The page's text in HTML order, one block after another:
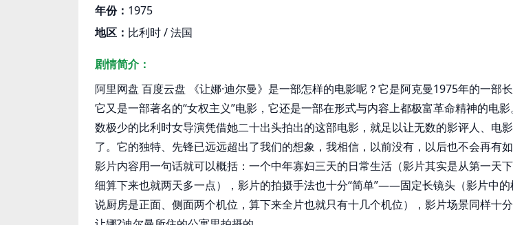
年份： 1975
地区： 比利时 / 法国
剧情简介：
阿里网盘 百度云盘 《让娜·迪尔曼》是一部怎样的电影呢？它是阿克曼1975年的一部
它又是一部著名的“女权主义”电影，它还是一部在形式与内容上都极富革命精神的电
数极少的比利时女导演凭借她二十出头拍出的这部电影，就足以让无数的影评人、电
了。它的独特、先锋已远远超出了我们的想象，我相信，以前没有，以后也不会再有
影片内容用一句话就可以概括：一个中年寡妇三天的日常生活（影片其实是从第一天
细算下来也就两天多一点），影片的拍摄手法也十分“简单”——固定长镜头（影片中
说厨房是正面、侧面两个机位，算下来全片也就只有十几个机位），影片场景同样十